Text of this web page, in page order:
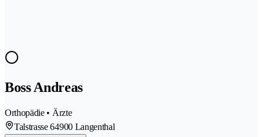
Boss Andreas
Orthopädie • Ärzte
Talstrasse 64900 Langenthal